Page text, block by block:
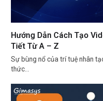
Hướng Dẫn Cách Tạo
Tiết Từ A – Z
Sự bùng nổ của trí tuệ nhân
thức…